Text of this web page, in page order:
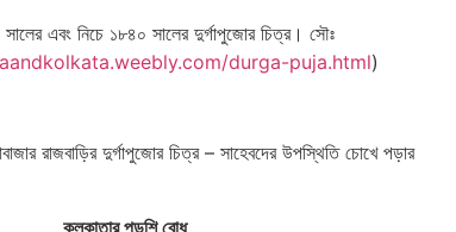
এবং নিচে ১৮৪০ সালের দুর্গাপুজোর চিত্র। সৌঃ
durga-puja.html)
রাজবাড়ির দুর্গাপুজোর চিত্র – সাহেবদের উপস্থিতি চোখে পড়ার
কলকাতার পড়শি বোধ